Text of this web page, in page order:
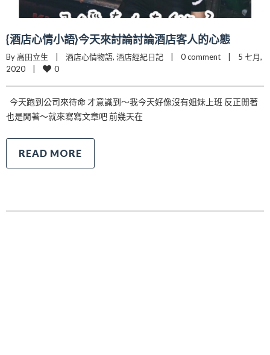
{酒店心情小語}今天來討論討論酒店客人的心態
By 高田立生    | 酒店心情物語, 酒店經紀日記 0 comment
    |    5 七月,
2020    |
0
今天跑到公司來待命 才意識到～我今天好像沒有姐妹上班 反正閒著
也是閒著～就來寫寫文章吧 前幾天在
READ MORE